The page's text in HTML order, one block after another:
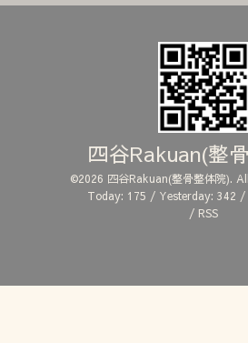
四谷Rakuan(整
©2026 四谷Rakuan(整骨整体院).
Today: 175 / Yesterday: 342 /
/ RSS